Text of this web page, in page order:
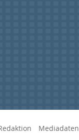
Mediadaten